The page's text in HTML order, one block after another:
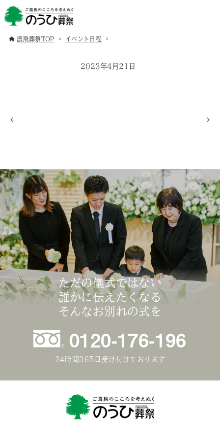
濃飛葬祭TOP イベント日程
2023年4月21日
ただの儀式ではない
誰かに伝えたくなる
そんなお別れの式を
0120-176-196
24時間365日受け付けております